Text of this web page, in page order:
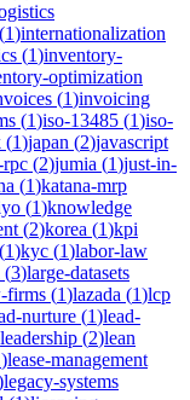
(1)internationalization
(1)inventory-
optimization
(1)invoicing
(1)iso-13485 (1)iso-
(1)japan (2)javascript
rpc (2)jumia (1)just-in-
(1)katana-mrp
(1)knowledge
(2)korea (1)kpi
(1)kyc (1)labor-law
(3)large-datasets
firms (1)lazada (1)lcp
nurture (1)lead-
leadership (2)lean
)lease-management
legacy-systems